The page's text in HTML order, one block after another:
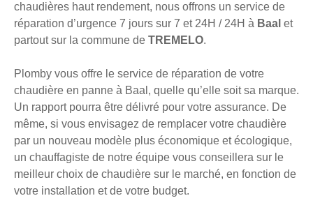
chaudières haut rendement, nous offrons un service de
réparation d’urgence 7 jours sur 7 et 24H / 24H à Baal et
partout sur la commune de TREMELO.
Plomby vous offre le service de réparation de votre
chaudière en panne à Baal, quelle qu’elle soit sa marque.
Un rapport pourra être délivré pour votre assurance. De
même, si vous envisagez de remplacer votre chaudière
par un nouveau modèle plus économique et écologique,
un chauffagiste de notre équipe vous conseillera sur le
meilleur choix de chaudière sur le marché, en fonction de
votre installation et de votre budget.